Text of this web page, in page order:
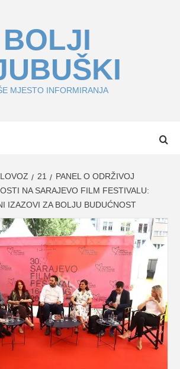
BOLJI
MJESTO INFORMIRANJA
21
PANEL O ODRŽIVOJ
NA SARAJEVO FILM FESTIVALU:
IZAZOVI ZA BOLJU BUDUĆNOST